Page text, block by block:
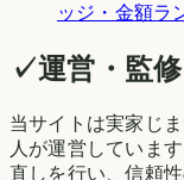
ッジ・金額ラ
✓運営・監
当サイトは実家じ
人が運営していま
直しを行い、信頼